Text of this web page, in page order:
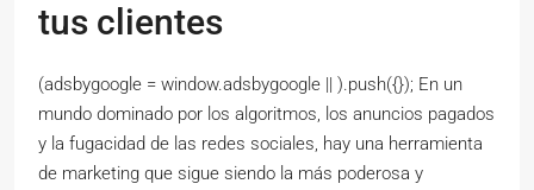
tus clientes
(adsbygoogle = window.adsbygoogle || ).push({}); En un
mundo dominado por los algoritmos, los anuncios pagados
y la fugacidad de las redes sociales, hay una herramienta
de marketing que sigue siendo la más poderosa y